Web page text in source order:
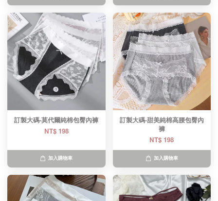
訂製大碼-莫代爾純棉包臀內褲
NT$ 198
加入購物車
訂製大碼-甜美純棉高腰包臀內
褲
NT$ 198
加入購物車